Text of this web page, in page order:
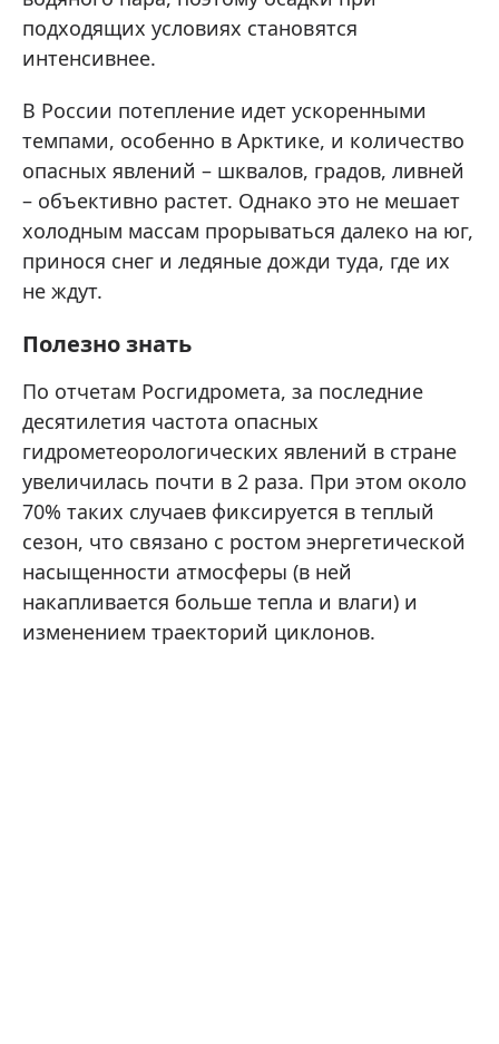
подходящих условиях становятся
интенсивнее.
В России потепление идет ускоренными
темпами, особенно в Арктике, и количество
опасных явлений – шквалов, градов, ливней
– объективно растет. Однако это не мешает
холодным массам прорываться далеко на юг,
принося снег и ледяные дожди туда, где их
не ждут.
Полезно знать
По отчетам Росгидромета, за последние
десятилетия частота опасных
гидрометеорологических явлений в стране
увеличилась почти в 2 раза. При этом около
70% таких случаев фиксируется в теплый
сезон, что связано с ростом энергетической
насыщенности атмосферы (в ней
накапливается больше тепла и влаги) и
изменением траекторий циклонов.